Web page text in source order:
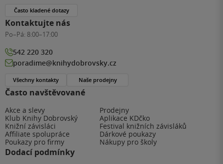
Často navštěvované
Akce a slevy
Prodejny
Klub Knihy Dobrovský
Aplikace KDčko
Knižní závisláci
Festival knižních závisláků
Affiliate spolupráce
Dárkové poukazy
Poukazy pro firmy
Nákupy pro školy
Dodací podmínky
Často kladené dotazy
Kontaktujte nás
Po–Pá: 8:00–17:00
542 220 320
poradime@knihydobrovsky.cz
Všechny kontakty Naše prodejny